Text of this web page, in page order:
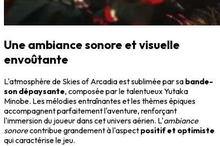
Une ambiance sonore et visuelle
envoûtante
L'atmosphère de Skies of Arcadia est sublimée par sa bande-
son dépaysante, composée par le talentueux Yutaka
Minobe. Les mélodies entraînantes et les thèmes épiques
accompagnent parfaitement l'aventure, renforçant
l'immersion du joueur dans cet univers aérien. L'ambiance
sonorecontribue grandement à l'aspect positif et optimiste
qui caractérise le jeu.